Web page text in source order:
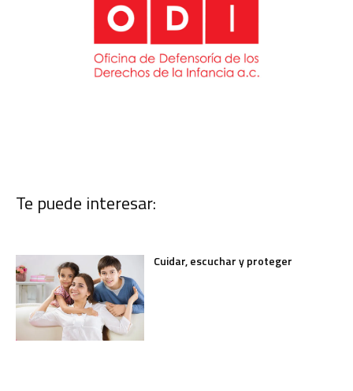
Te puede interesar:
Cuidar, escuchar y proteger